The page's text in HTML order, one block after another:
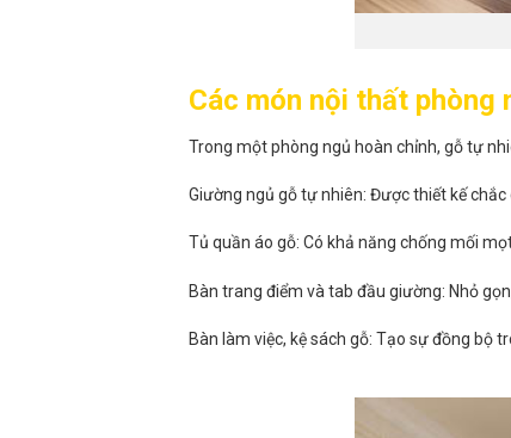
Các món nội thất phòng
Trong một phòng ngủ hoàn chỉnh, gỗ tự
Giường ngủ gỗ tự nhiên: Được thiết kế
Tủ quần áo gỗ: Có khả năng chống mối
Bàn trang điểm và tab đầu giường: Nhỏ
Bàn làm việc, kệ sách gỗ: Tạo sự đồng bộ